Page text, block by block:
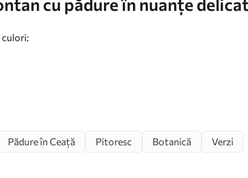
cu pădure în nuanțe
culori:
Pădure în Ceață Pitoresc Botanică Verzi